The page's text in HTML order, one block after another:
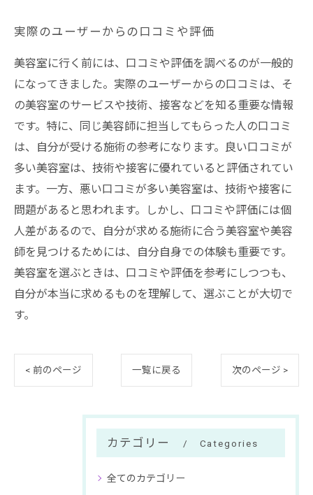
実際のユーザーからの口コミや評価
美容室に行く前には、口コミや評価を調べるのが一般的
になってきました。実際のユーザーからの口コミは、そ
の美容室のサービスや技術、接客などを知る重要な情報
です。特に、同じ美容師に担当してもらった人の口コミ
は、自分が受ける施術の参考になります。良い口コミが
多い美容室は、技術や接客に優れていると評価されてい
ます。一方、悪い口コミが多い美容室は、技術や接客に
問題があると思われます。しかし、口コミや評価には個
人差があるので、自分が求める施術に合う美容室や美容
師を見つけるためには、自分自身での体験も重要です。
美容室を選ぶときは、口コミや評価を参考にしつつも、
自分が本当に求めるものを理解して、選ぶことが大切で
す。
< 前のページ 一覧に戻る 次のページ >
カテゴリー Categories
全てのカテゴリー